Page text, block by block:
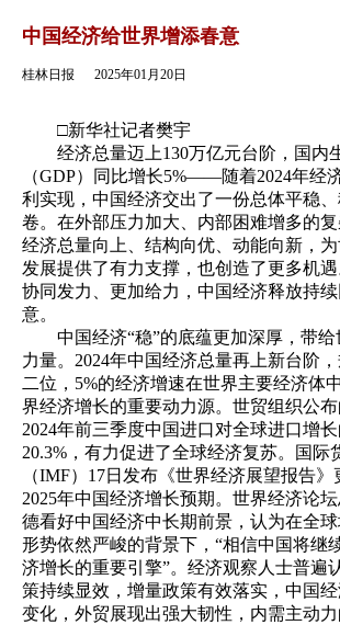
2025年01月20日
中国经济给世界增添春意
桂林日报 2025年01月20日
□新华社记者樊宇
经济总量迈上130万亿元台阶，国内
（GDP）同比增长5%——随着2024年经
利实现，中国经济交出了一份总体平稳
卷。在外部压力加大、内部困难增多的
经济总量向上、结构向优、动能向新，
发展提供了有力支撑，也创造了更多机
协同发力、更加给力，中国经济释放持
意。
中国经济“稳”的底蕴更加深厚，带给
力量。2024年中国经济总量再上新台阶
二位，5%的经济增速在世界主要经济体
界经济增长的重要动力源。世贸组织公布
2024年前三季度中国进口对全球进口增
20.3%，有力促进了全球经济复苏。国际
（IMF）17日发布《世界经济展望报告
2025年中国经济增长预期。世界经济论
德看好中国经济中长期前景，认为在全
形势依然严峻的背景下，“相信中国将继
济增长的重要引擎”。经济观察人士普遍
策持续显效，增量政策有效落实，中国
变化，外贸展现出强大韧性，内需主动